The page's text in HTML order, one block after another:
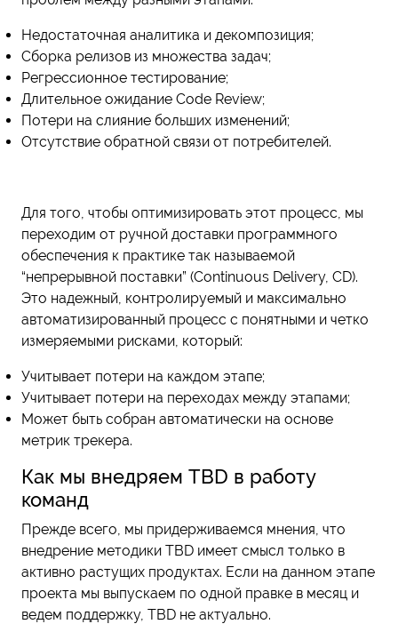
Недостаточная аналитика и декомпозиция;
Сборка релизов из множества задач;
Регрессионное тестирование;
Длительное ожидание Code Review;
Потери на слияние больших изменений;
Отсутствие обратной связи от потребителей.
Для того, чтобы оптимизировать этот процесс, мы
переходим от ручной доставки программного
обеспечения к практике так называемой
“непрерывной поставки” (Continuous Delivery, CD).
Это надежный, контролируемый и максимально
автоматизированный процесс с понятными и четко
измеряемыми рисками, который:
Учитывает потери на каждом этапе;
Учитывает потери на переходах между этапами;
Может быть собран автоматически на основе
метрик трекера.
Как мы внедряем TBD в работу
команд
Прежде всего, мы придерживаемся мнения, что
внедрение методики TBD имеет смысл только в
активно растущих продуктах. Если на данном этапе
проекта мы выпускаем по одной правке в месяц и
ведем поддержку, TBD не актуально.